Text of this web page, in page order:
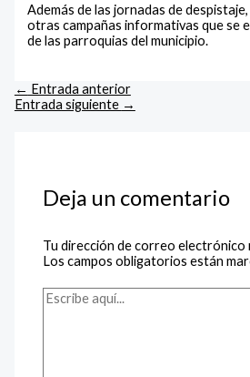
Además de las jornadas de
otras campañas informativas que se
de las parroquias del municipio.
← Entrada anterior
Entrada siguiente →
Deja un comentario
Tu dirección de correo electrónico
Los campos obligatorios están